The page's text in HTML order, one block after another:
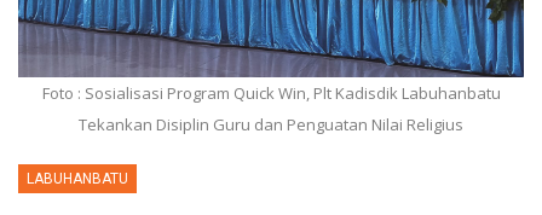
Foto : Sosialisasi Program Quick Win, Plt Kadisdik Labuhanbatu
Tekankan Disiplin Guru dan Penguatan Nilai Religius
LABUHANBATU